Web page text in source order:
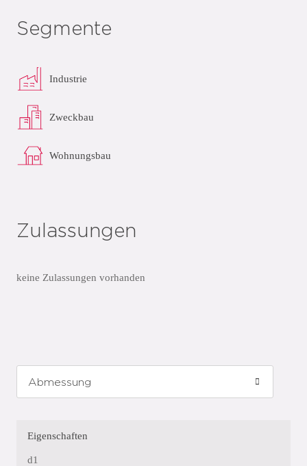
Segmente
Industrie
Zweckbau
Wohnungsbau
Zulassungen
keine Zulassungen vorhanden
Eigenschaften
d1